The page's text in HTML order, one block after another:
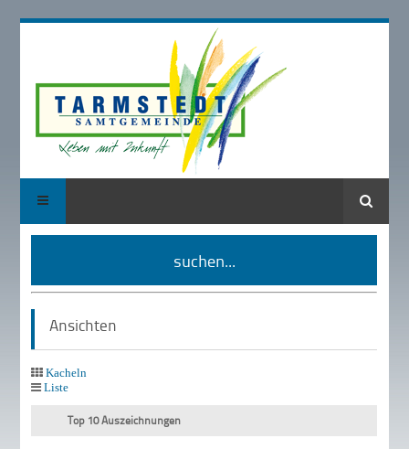
Suche
suchen...
Ansichten
Kacheln
Liste
Top 10 Auszeichnungen